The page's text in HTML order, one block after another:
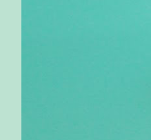
製品詳
消耗品・オプシ